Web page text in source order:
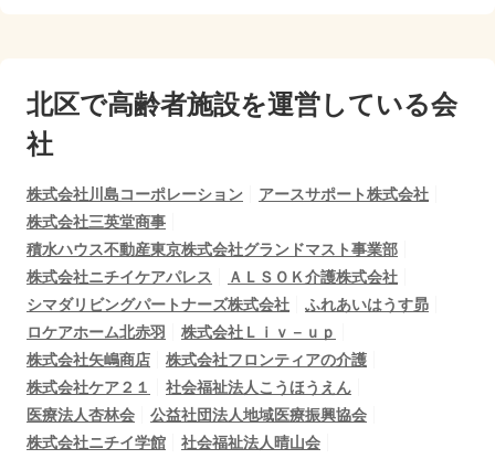
北区で高齢者施設を運営している会
社
株式会社川島コーポレーション
アースサポート株式会社
株式会社三英堂商事
積水ハウス不動産東京株式会社グランドマスト事業部
株式会社ニチイケアパレス
ＡＬＳＯＫ介護株式会社
シマダリビングパートナーズ株式会社
ふれあいはうす昴
ロケアホーム北赤羽
株式会社Ｌｉｖ－ｕｐ
株式会社矢嶋商店
株式会社フロンティアの介護
株式会社ケア２１
社会福祉法人こうほうえん
医療法人杏林会
公益社団法人地域医療振興協会
株式会社ニチイ学館
社会福祉法人晴山会